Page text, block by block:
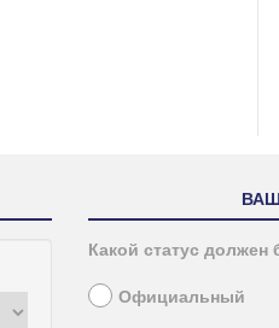
Какой статус должен
Официальный